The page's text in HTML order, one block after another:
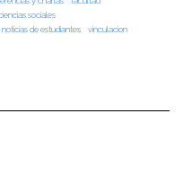
sociales
noticias de estudiantes
vinculacion